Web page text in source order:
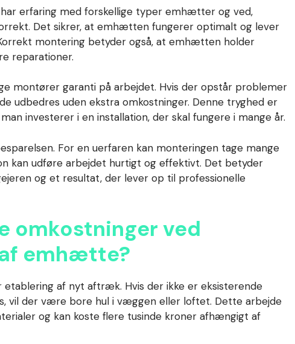
erfaring med forskellige typer emhætter og ved,
Det sikrer, at emhætten fungerer optimalt og lever
montering betyder også, at emhætten holder
reparationer.
montører garanti på arbejdet. Hvis der opstår problemer
udbedres uden ekstra omkostninger. Denne tryghed er
investerer i en installation, der skal fungere i mange år.
For en uerfaren kan monteringen tage mange
kan udføre arbejdet hurtigt og effektivt. Det betyder
og et resultat, der lever op til professionelle
omkostninger ved
emhætte?
etablering af nyt aftræk. Hvis der ikke er eksisterende
vil der være bore hul i væggen eller loftet. Dette arbejde
og kan koste flere tusinde kroner afhængigt af